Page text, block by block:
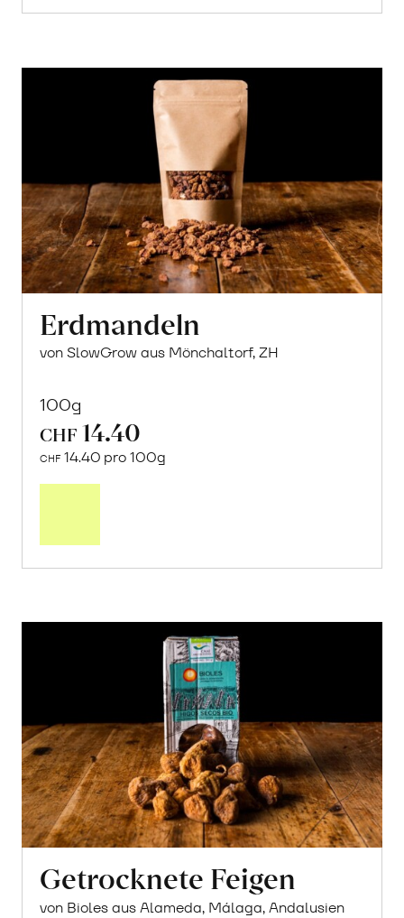
Erdmandeln
von SlowGrow aus Mönchaltorf, ZH
100g
CHF 14.40
CHF 14.40 pro 100g
Getrocknete Feigen
von Bioles aus Alameda, Málaga, Andalusien